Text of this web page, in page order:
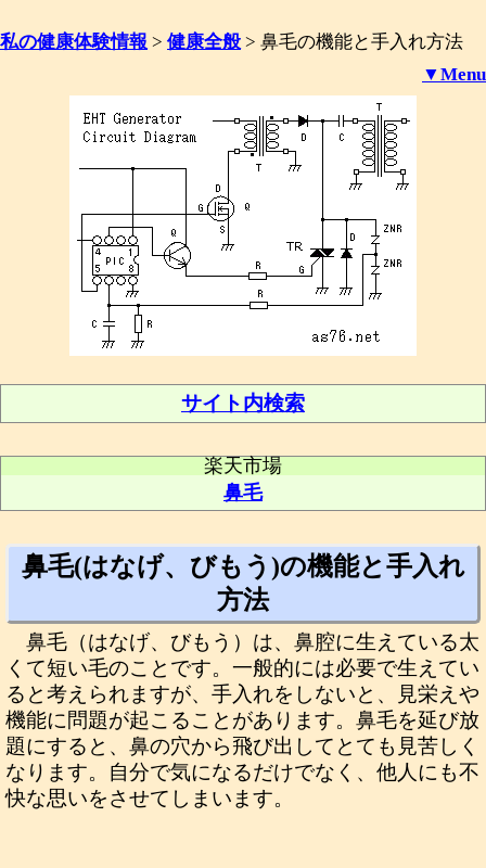
私の健康体験情報 > 健康全般 > 鼻毛の機能と手入れ方法
▼Menu
サイト内検索
楽天市場
鼻毛
鼻毛(はなげ、びもう)の機能と手入れ
方法
鼻毛（はなげ、びもう）は、鼻腔に生えている太
くて短い毛のことです。一般的には必要で生えてい
ると考えられますが、手入れをしないと、見栄えや
機能に問題が起こることがあります。鼻毛を延び放
題にすると、鼻の穴から飛び出してとても見苦しく
なります。自分で気になるだけでなく、他人にも不
快な思いをさせてしまいます。